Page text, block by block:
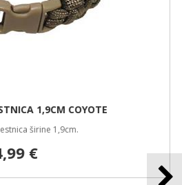
29,99 €